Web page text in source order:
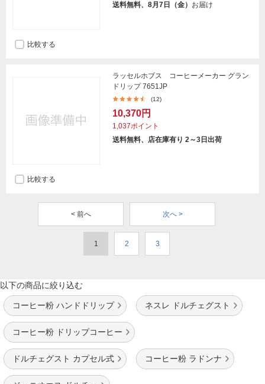
送料無料、8月7日（金） お届け
比較する
ラッセルホブス コーヒーメーカー グラン
ドリップ 7651JP
(12)
10,370円
1,037ポイント
送料無料、店在庫有り 2～3日出荷
比較する
< 前へ 次へ >
1 2 3
以下の商品に絞り込む
コーヒー粉 ハンドドリップ ネスレ ドルチェグスト
コーヒー粉 ドリップコーヒー
ドルチェグスト カプセル式 コーヒー粉 ラドンナ